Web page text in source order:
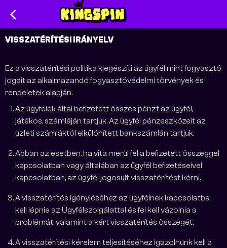
arrow_back_ios
VISSZATÉRÍTÉSI IRÁNYELV
Ez a visszatérítési politika kiegészíti az ügyfél mint fogyasztó
jogait az alkalmazandó fogyasztóvédelmi törvények és
rendeletek alapján.
Az ügyfelek által befizetett összes pénzt az ügyfél,
játékos, számláján tartjuk. Az ügyfél pénzeszközeit az
üzleti számláktól elkülönített bankszámlán tartjuk.
Abban az esetben, ha vita merül fel a befizetett összeggel
kapcsolatban vagy általában az ügyfél befizetéseivel
kapcsolatban, az ügyfél jogosult visszatérítést kérni.
A visszatérítés igényléséhez az ügyfélnek kapcsolatba
kell lépnie az Ügyfélszolgálattal és fel kell vázolnia a
problémát, valamint a kért visszatérítés összegét.
A visszatérítési kérelem teljesítéséhez igazolnunk kell a